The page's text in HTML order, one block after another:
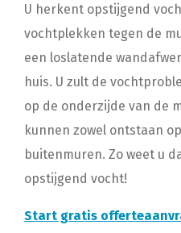
U herkent opstijgend
vochtplekken tegen de
een loslatende
huis. U zult de
op de onderzijde van de
kunnen zowel ontstaan
buitenmuren. Zo weet u
opstijgend vocht!
Start gratis